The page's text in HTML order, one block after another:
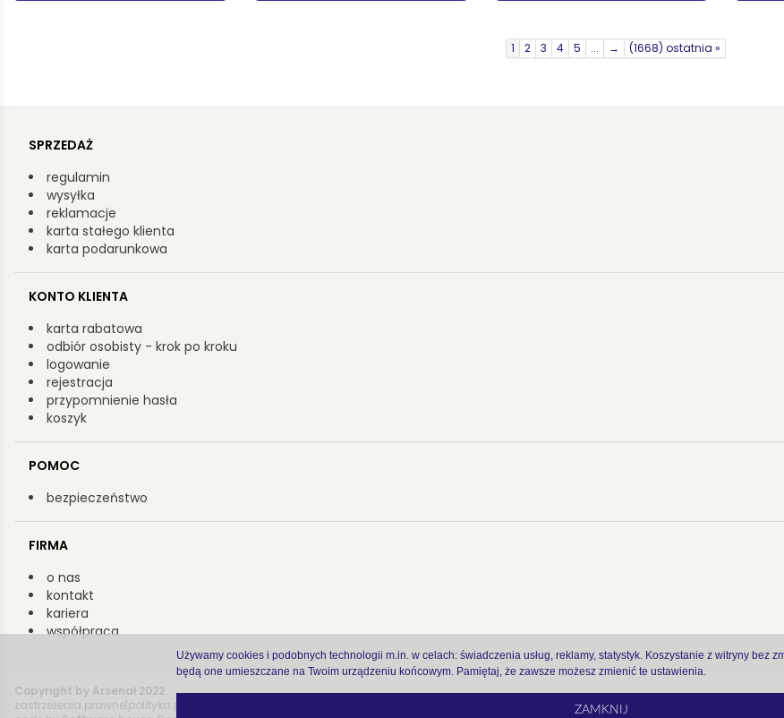
Używamy cookies i podobnych technologii m.in. w celach: świadczenia usług, reklamy, statystyk. Koszystanie z witryny bez
będą one umieszczane na Twoim urządzeniu końcowym. Pamiętaj, że zawsze możesz zmienić te ustawienia.
ZAMKNIJ
1 2 3 4 5 ... → (1668) ostatnia »
SPRZEDAŻ
regulamin
wysyłka
reklamacje
karta stałego klienta
karta podarunkowa
KONTO KLIENTA
karta rabatowa
odbiór osobisty - krok po kroku
logowanie
rejestracja
przypomnienie hasła
koszyk
POMOC
bezpieczeństwo
FIRMA
o nas
kontakt
kariera
współpraca
Copyright by Arsenał 2022
zastrzeżenia prawne polityka prywatności